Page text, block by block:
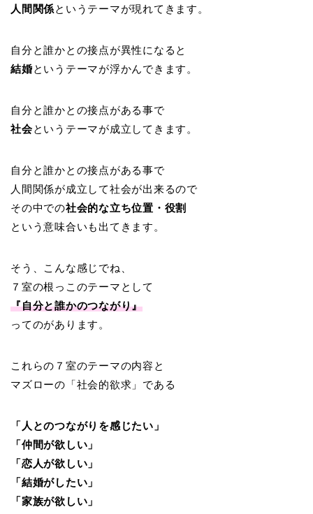
人間関係というテーマが現れてきます。
自分と誰かとの接点が異性になると
結婚というテーマが浮かんできます。
自分と誰かとの接点がある事で
社会というテーマが成立してきます。
自分と誰かとの接点がある事で
人間関係が成立して社会が出来るので
その中での社会的な立ち位置・役割
という意味合いも出てきます。
そう、こんな感じでね、
７室の根っこのテーマとして
『自分と誰かのつながり』
ってのがあります。
これらの７室のテーマの内容と
マズローの「社会的欲求」である
「人とのつながりを感じたい」
「仲間が欲しい」
「恋人が欲しい」
「結婚がしたい」
「家族が欲しい」